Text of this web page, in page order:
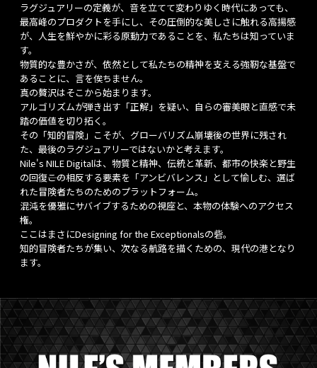
ラグジュアリーの定義が、音を立てて変わりゆく時代にあっても、
最高峰のプロダクトを手にし、その圧倒的な美しさに触れる高揚感
が、人生を鮮やかに彩る原動力であることを、私たちは知っていま
す。
物質的な豊かさが、依然として私たちの精神を支える強靭な基盤で
あることに、言を俟ちません。
真の贅沢はそこから始まります。
アルゴリズムが弾き出す「正解」を疑い、自らの審美眼と直感で未
踏の価値を切り拓く。
その「知的冒険」こそが、グローバリズム崩壊後の世界に残され
た、最後のラグジュアリーではないかと考えます。
Nile's NILE Digitalは、物質と精神、伝統と革新、都市の快楽と野生
の回復――この相反する要素を「アンビバレンス」として愉しむ、選ば
れた冒険者たちのためのプラットフォーム。
混沌を優雅にサバイブするための視座と、本物の体験へのアクセス
権。
ここはまさにDesigning for the Exceptionalsの砦。
知的冒険者たちが集い、次なる航路を描くための、現代の港となり
ます。